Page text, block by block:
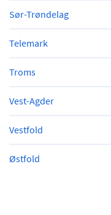
Sør-Trøndelag
Telemark
Troms
Vest-Agder
Vestfold
Østfold